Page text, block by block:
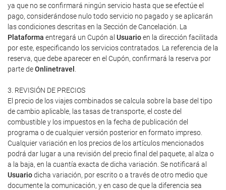
ya que no se confirmará ningún servicio hasta que se efectúe el
pago, considerándose nulo todo servicio no pagado y se aplicarán
las condiciones descritas en la Sección de Cancelación. La
Plataforma entregará un Cupón al Usuarioen la dirección facilitada
por este, especificando los servicios contratados. La referencia de la
reserva, que debe aparecer en el Cupón, confirmará la reserva por
parte deOnlinetravel
3. REVISIÓN DE PRECIOS
El precio de los viajes combinados se calcula sobre la base del tipo
de cambio aplicable, las tasas de transporte, el coste del
combustible y los impuestos en la fecha de publicación del
programa o de cualquier versión posterior en formato impreso.
Cualquier variación en los precios de los artículos mencionados
podrá dar lugar a una revisión del precio final del paquete, al alza o
a la baja, en la cuantía exacta de dicha variación. Se notificará al
Usuariodicha variación, por escrito o a través de otro medio que
documente la comunicación, y en caso de que la diferencia sea